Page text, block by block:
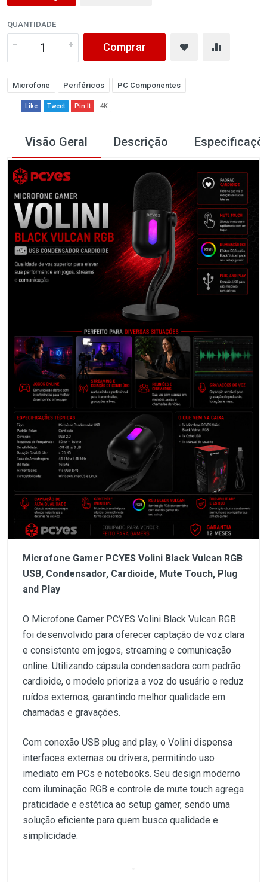
QUANTIDADE
Comprar
Microfone Periféricos PC Componentes
Like Tweet Pin It 4K
Visão Geral Descrição
Microfone Gamer PCYES Volini Black Vulcan RGB
USB, Condensador, Cardioide, Mute Touch, Plug
and Play
O Microfone Gamer PCYES Volini Black Vulcan RGB
foi desenvolvido para oferecer captação de voz clara
e consistente em jogos, streaming e comunicação
online. Utilizando cápsula condensadora com padrão
cardioide, o modelo prioriza a voz do usuário e reduz
ruídos externos, garantindo melhor qualidade em
chamadas e gravações.
Com conexão USB plug and play, o Volini dispensa
interfaces externas ou drivers, permitindo uso
imediato em PCs e notebooks. Seu design moderno
com iluminação RGB e controle de mute touch agrega
praticidade e estética ao setup gamer, sendo uma
solução eficiente para quem busca qualidade e
simplicidade.